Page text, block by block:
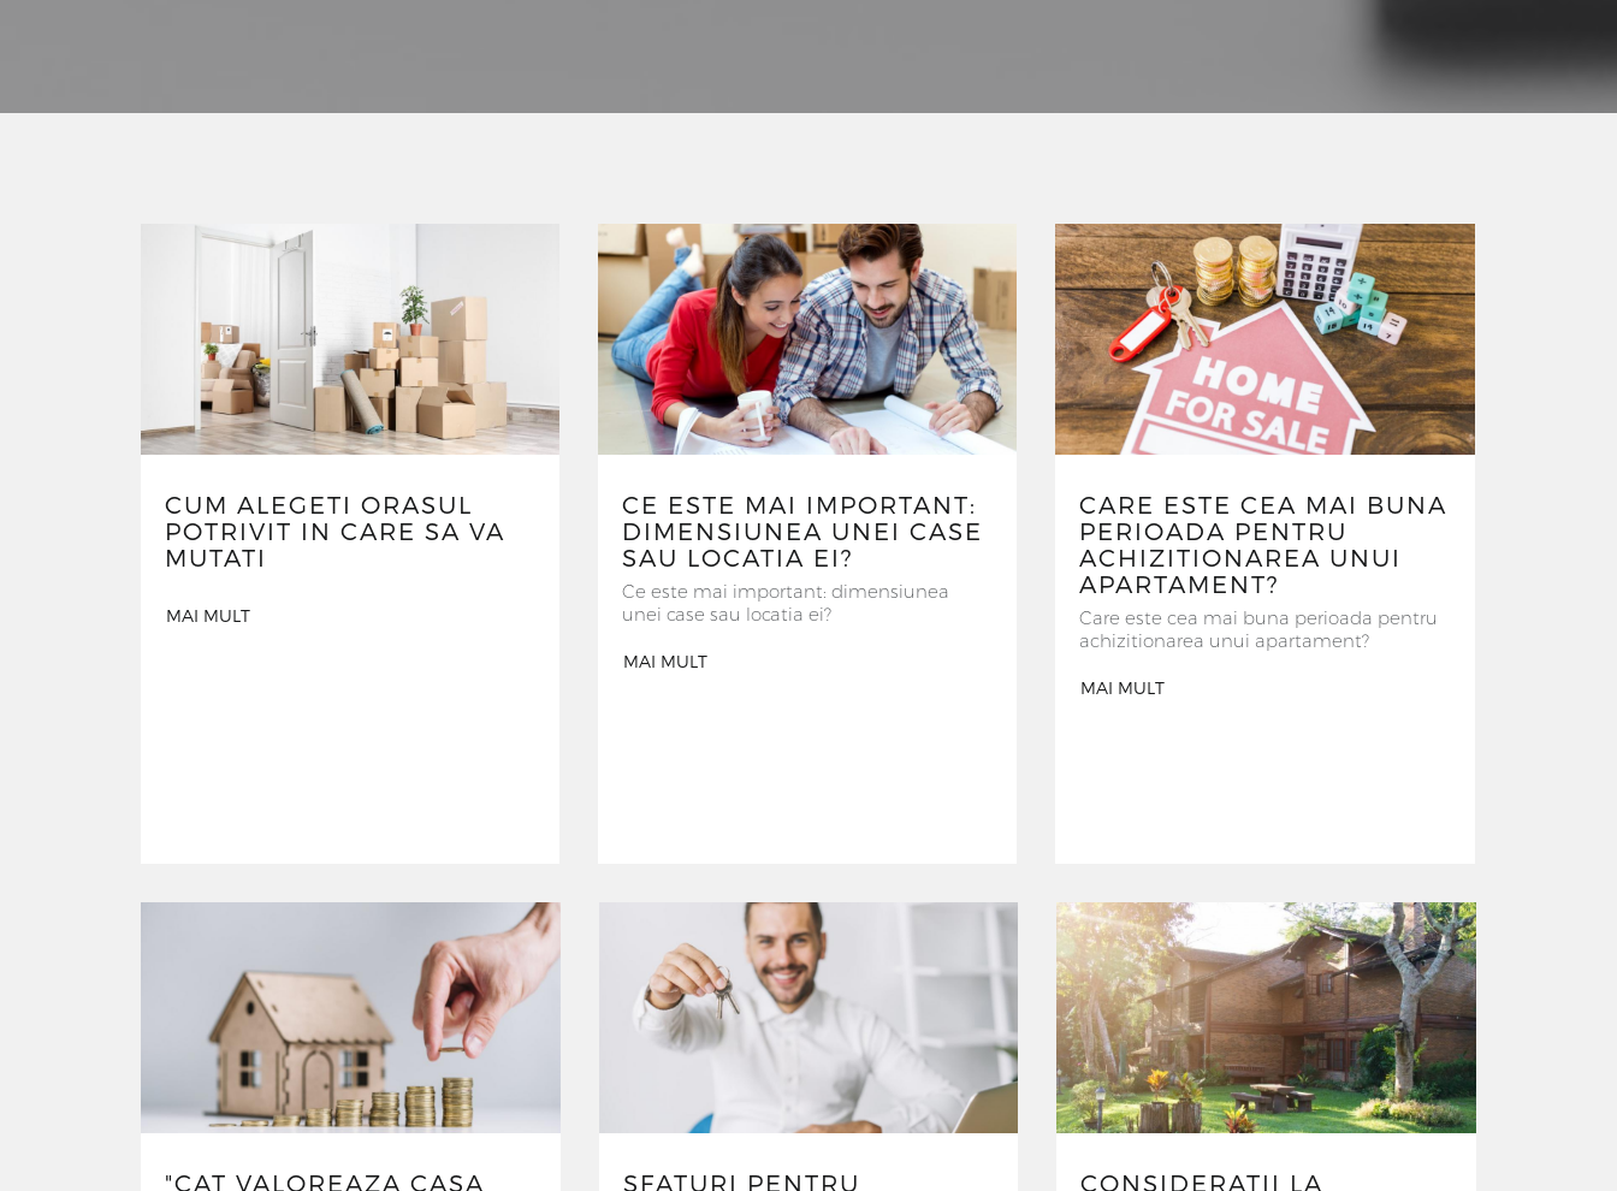
CUM ALEGETI ORASUL
POTRIVIT IN CARE SA VA
MUTATI
MAI MULT
CE ESTE MAI IMPORTANT:
DIMENSIUNEA UNEI CASE
SAU LOCATIA EI?
Ce este mai important: dimensiunea
unei case sau locatia ei?
MAI MULT
CARE ESTE CEA MAI BUNA
PERIOADA PENTRU
ACHIZITIONAREA UNUI
APARTAMENT?
Care este cea mai buna perioada pentru
achizitionarea unui apartament?
MAI MULT
"CAT VALOREAZA CASA
SFATURI PENTRU
CONSIDERATII LA